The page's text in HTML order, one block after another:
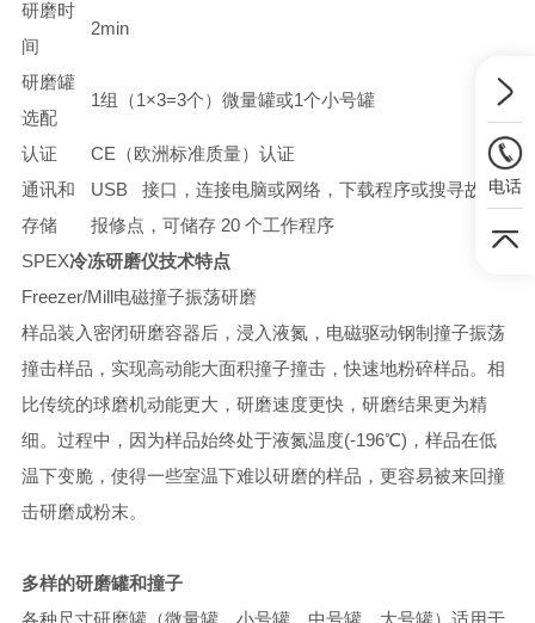
研磨时
间
2min
研磨罐
选配
1组（1×3=3个）微量罐或1个小号罐
认证
CE（欧洲标准质量）认证
通讯和
存储
USB 接口，连接电脑或网络，下载程序或搜寻故障
报修点，可储存 20 个工作程序
SPEX冷冻研磨仪技术特点
Freezer/Mill电磁撞子振荡研磨
样品装入密闭研磨容器后，浸入液氮，电磁驱动钢制撞子振荡
撞击样品，实现高动能大面积撞子撞击，快速地粉碎样品。相
比传统的球磨机动能更大，研磨速度更快，研磨结果更为精
细。过程中，因为样品始终处于液氮温度(-196℃)，样品在低
温下变脆，使得一些室温下难以研磨的样品，更容易被来回撞
击研磨成粉末。
多样的研磨罐和撞子
各种尺寸研磨罐（微量罐、小号罐、中号罐、大号罐）适用于
电话